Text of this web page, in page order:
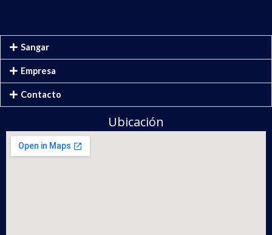
Sangar
Empresa
Contacto
Ubicación